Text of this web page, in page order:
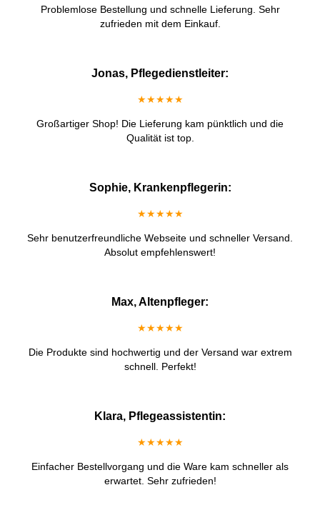
Problemlose Bestellung und schnelle Lieferung. Sehr
zufrieden mit dem Einkauf.
Jonas, Pflegedienstleiter:
★★★★★
Großartiger Shop! Die Lieferung kam pünktlich und die
Qualität ist top.
Sophie, Krankenpflegerin:
★★★★★
Sehr benutzerfreundliche Webseite und schneller Versand.
Absolut empfehlenswert!
Max, Altenpfleger:
★★★★★
Die Produkte sind hochwertig und der Versand war extrem
schnell. Perfekt!
Klara, Pflegeassistentin:
★★★★★
Einfacher Bestellvorgang und die Ware kam schneller als
erwartet. Sehr zufrieden!